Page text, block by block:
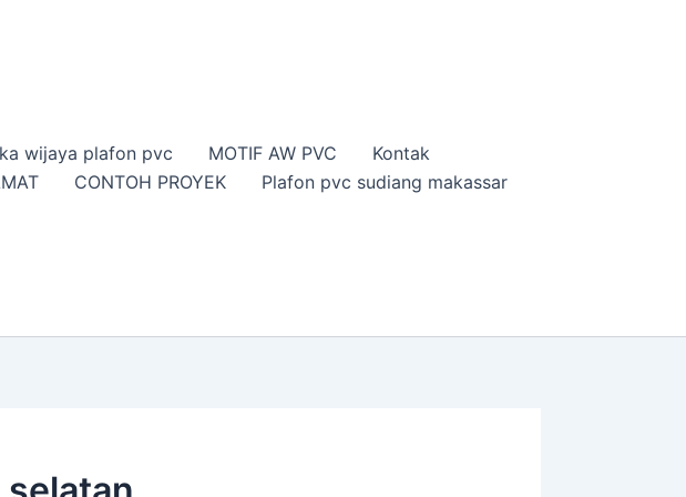
wijaya plafon pvc MOTIF AW PVC
Kontak
CONTOH PROYEK Plafon pvc sudiang makassar